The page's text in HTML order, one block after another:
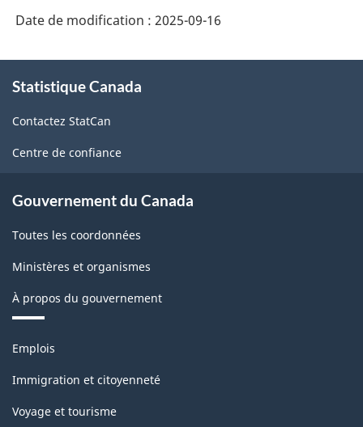
agroclimatiques
et
-
HTML
grandes
cultures
-
Date de modification : 2025-09-16
propos
ce
site
Statistique Canada
Contactez StatCan
Centre de confiance
Gouvernement du Canada
Toutes les coordonnées
Ministères et organismes
À propos du gouvernement
Thèmes
sujets
Emplois
Immigration et citoyenneté
Voyage et tourisme